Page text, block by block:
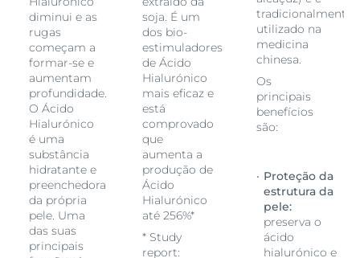
diminui e as
rugas
começam a
formar-se e
aumentam
profundidade.
O Ácido
Hialurónico
é uma
substância
hidratante e
preenchedora
da própria
pele. Uma
das suas
principais
soja. É um
dos bio-
estimuladores
de Ácido
Hialurónico
mais eficaz e
está
comprovado
que
aumenta a
produção de
Ácido
Hialurónico
até 256%*
* Study
report:
tradicionalmente
utilizado na
medicina
chinesa.
Os
principais
benefícios
são:
Proteção da
estrutura da
pele:
preserva o
ácido
hialurónico e